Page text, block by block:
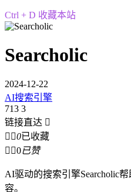
Ctrl + D 收藏本站
Searcholic
2024-12-22
AI搜索引擎
713 3
链接直达 
 0已收藏
 0已赞
AI驱动的搜索引擎Searcholic
容。